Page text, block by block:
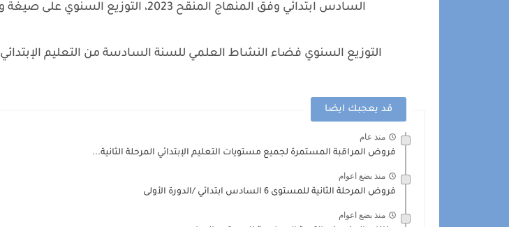
السادس ابتدائي وفق المنهاج المنقح 2023، التوزيع السنوي على صيغة وورد pdf.
التوزيع السنوي فضاء النشاط العلمي للسنة السادسة من التعليم الإبتدائي 2023 2024
قد يعجبك ايضا
منذ عام
فروض المراقبة المستمرة لجميع مستويات التعليم الإبتدائي المرحلة الثانية...
منذ بضع اعوام
فروض المرحلة الثانية للمستوى 6 السادس ابتدائي /الدورة الأولى
منذ بضع اعوام